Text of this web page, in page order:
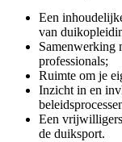
Een
van
Samenwerking
professionals;
Ruimte om je
Inzicht in en
Een
de duiksport.